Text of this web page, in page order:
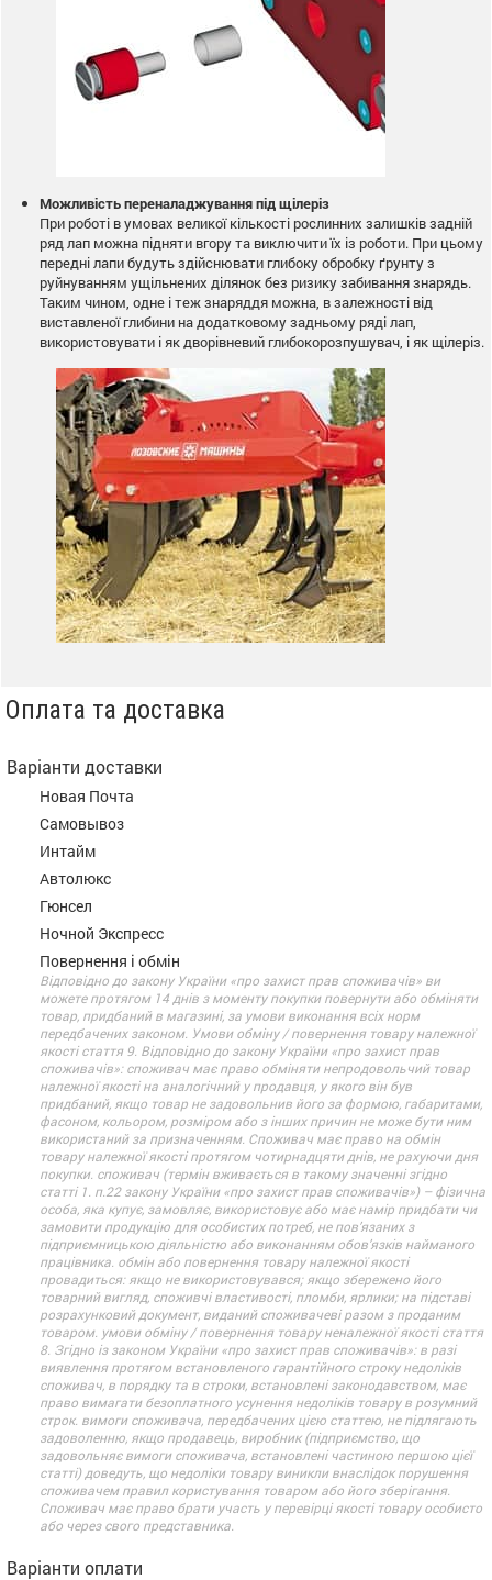
Можливість переналаджування під щілеріз
При роботі в умовах великої кількості рослинних залишків задній
ряд лап можна підняти вгору та виключити їх із роботи. При цьому
передні лапи будуть здійснювати глибоку обробку ґрунту з
руйнуванням ущільнених ділянок без ризику забивання знарядь.
Таким чином, одне і теж знаряддя можна, в залежності від
виставленої глибини на додатковому задньому ряді лап,
використовувати і як дворівневий глибокорозпушувач, і як щілеріз.
Оплата та доставка
Варіанти доставки
Новая Почта
Самовывоз
Интайм
Автолюкс
Гюнсел
Ночной Экспресс
Повернення і обмін
Відповідно до закону України «про захист прав споживачів» ви
можете протягом 14 днів з моменту покупки повернути або обміняти
товар, придбаний в магазині, за умови виконання всіх норм
передбачених законом. Умови обміну / повернення товару належної
якості стаття 9. Відповідно до закону України «про захист прав
споживачів»: споживач має право обміняти непродовольчий товар
належної якості на аналогічний у продавця, у якого він був
придбаний, якщо товар не задовольнив його за формою, габаритами,
фасоном, кольором, розміром або з інших причин не може бути ним
використаний за призначенням. Споживач має право на обмін
товару належної якості протягом чотирнадцяти днів, не рахуючи дня
покупки. споживач (термін вживається в такому значенні згідно
статті 1. п.22 закону України «про захист прав споживачів») – фізична
особа, яка купує, замовляє, використовує або має намір придбати чи
замовити продукцію для особистих потреб, не пов’язаних з
підприємницькою діяльністю або виконанням обов’язків найманого
працівника. обмін або повернення товару належної якості
провадиться: якщо не використовувався; якщо збережено його
товарний вигляд, споживчі властивості, пломби, ярлики; на підставі
розрахунковий документ, виданий споживачеві разом з проданим
товаром. умови обміну / повернення товару неналежної якості стаття
8. Згідно із законом України «про захист прав споживачів»: в разі
виявлення протягом встановленого гарантійного строку недоліків
споживач, в порядку та в строки, встановлені законодавством, має
право вимагати безоплатного усунення недоліків товару в розумний
строк. вимоги споживача, передбачених цією статтею, не підлягають
задоволенню, якщо продавець, виробник (підприємство, що
задовольняє вимоги споживача, встановлені частиною першою цієї
статті) доведуть, що недоліки товару виникли внаслідок порушення
споживачем правил користування товаром або його зберігання.
Споживач має право брати участь у перевірці якості товару особисто
або через свого представника.
Варіанти оплати